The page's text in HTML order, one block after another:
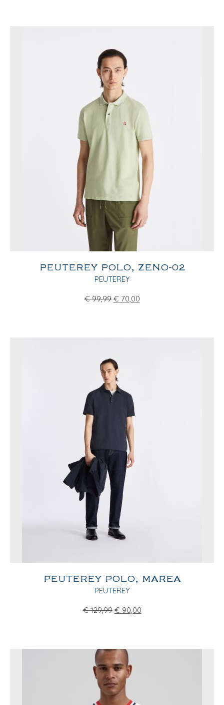
PEUTEREY POLO, ZENO-02
PEUTEREY
€ 99,99 € 70,00
PEUTEREY POLO, MAREA
PEUTEREY
€ 129,99 € 90,00